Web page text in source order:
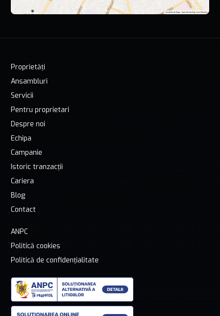
Proprietăți
Ansambluri
Servicii
Pentru proprietari
Despre noi
Echipa
Campanie
Istoric tranzacții
Cariera
Blog
Contact
ANPC
Politică cookies
Politică de confidențialitate